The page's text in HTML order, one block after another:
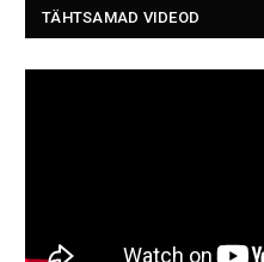
TÄHTSAMAD VIDEOD